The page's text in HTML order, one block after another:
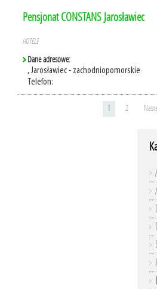
Pensjonat CONSTANS Jarosławiec
HOTELE
Dane adresowe:
, Jarosławiec - zachodniopomorskie
Telefon:
1 2